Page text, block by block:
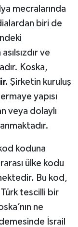
mecralarında
biri de
ve
Koska,
Şirketin kuruluş
yapısı
veya dolaylı
koduna
ülke kodu
Bu kod,
tescilli bir
ne
İsrail